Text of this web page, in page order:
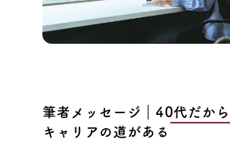
筆者メッセージ｜40代だか
キャリアの道がある